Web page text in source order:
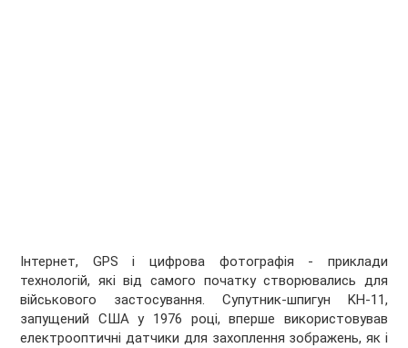
Інтернет, GPS і цифрова фотографія - приклади
технологій, які від самого початку створювались для
військового застосування. Супутник-шпигун KH-11,
запущений США у 1976 році, вперше використовував
електрооптичні датчики для захоплення зображень, як і